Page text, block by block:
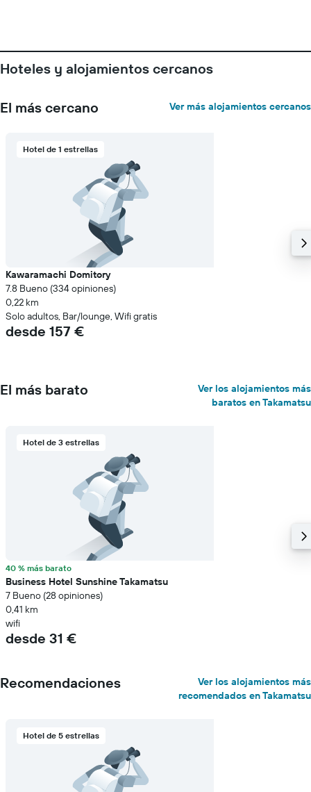
Hoteles y alojamientos cercanos
El más cercano Ver más alojamientos cercanos
Hotel de 1 estrellas
Kawaramachi Domitory
7.8 Bueno (334 opiniones)
0,22 km
Solo adultos, Bar/lounge, Wifi gratis
desde 157 €
El más barato
Ver los alojamientos más
baratos en Takamatsu
Hotel de 3 estrellas
40 % más barato
Business Hotel Sunshine Takamatsu
7 Bueno (28 opiniones)
0,41 km
wifi
desde 31 €
Recomendaciones
Ver los alojamientos más
recomendados en Takamatsu
Hotel de 5 estrellas